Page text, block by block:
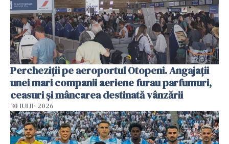
Percheziții pe aeroportul Otopeni. Angajații
unei mari companii aeriene furau parfumuri,
ceasuri și mâncarea destinată vânzării
30 IULIE 2026